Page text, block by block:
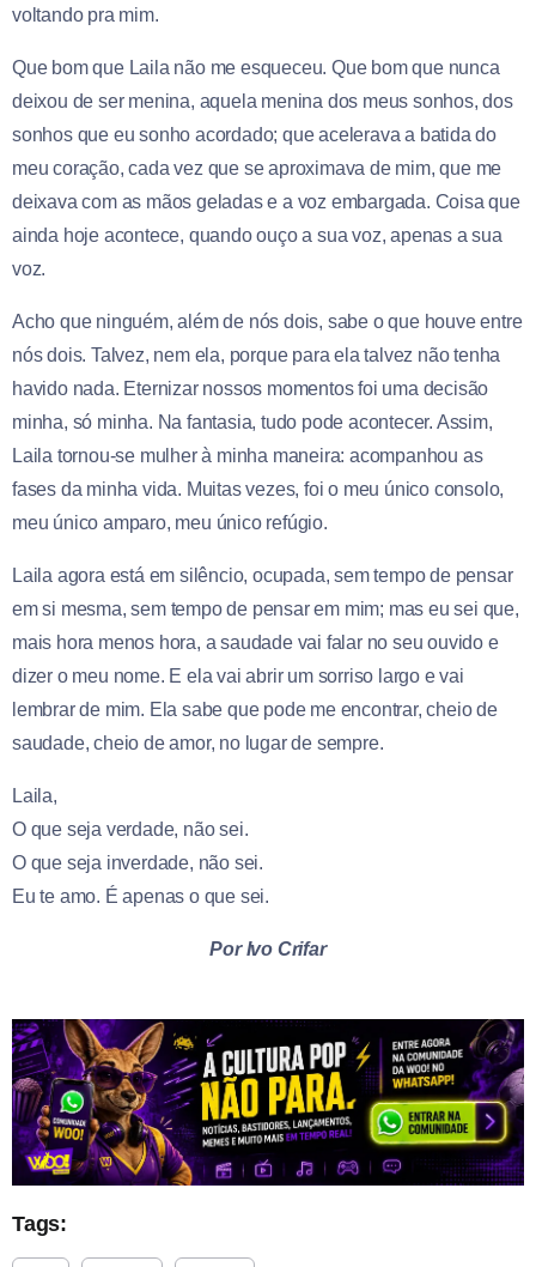
voltando pra mim.
Que bom que Laila não me esqueceu. Que bom que nunca
deixou de ser menina, aquela menina dos meus sonhos, dos
sonhos que eu sonho acordado; que acelerava a batida do
meu coração, cada vez que se aproximava de mim, que me
deixava com as mãos geladas e a voz embargada. Coisa que
ainda hoje acontece, quando ouço a sua voz, apenas a sua
voz.
Acho que ninguém, além de nós dois, sabe o que houve entre
nós dois. Talvez, nem ela, porque para ela talvez não tenha
havido nada. Eternizar nossos momentos foi uma decisão
minha, só minha. Na fantasia, tudo pode acontecer. Assim,
Laila tornou-se mulher à minha maneira: acompanhou as
fases da minha vida. Muitas vezes, foi o meu único consolo,
meu único amparo, meu único refúgio.
Laila agora está em silêncio, ocupada, sem tempo de pensar
em si mesma, sem tempo de pensar em mim; mas eu sei que,
mais hora menos hora, a saudade vai falar no seu ouvido e
dizer o meu nome. E ela vai abrir um sorriso largo e vai
lembrar de mim. Ela sabe que pode me encontrar, cheio de
saudade, cheio de amor, no lugar de sempre.
Laila,
O que seja verdade, não sei.
O que seja inverdade, não sei.
Eu te amo. É apenas o que sei.
Por Ivo Crifar
Tags: